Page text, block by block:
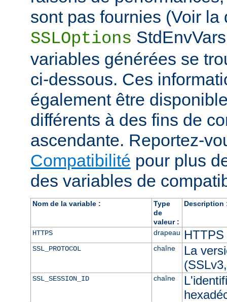
sont pas fournies (Voir la
SSLOptions
variables générées se
ci-dessous. Ces
également être
différents à des fins de
ascendante. Reportez-
Compatibilité pour plus
des variables de
Nom de la variable :
Type
de
valeur :
Description
HTTPS drapeau
SSL_PROTOCOL chaîne
La
SSL_SESSION_ID chaîne